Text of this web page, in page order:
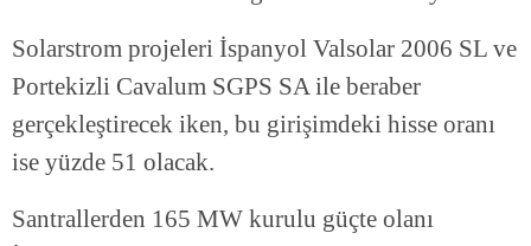
Solarstrom projeleri İspanyol Valsolar 2006 SL ve
Portekizli Cavalum SGPS SA ile beraber
gerçekleştirecek iken, bu girişimdeki hisse oranı
ise yüzde 51 olacak.
Santrallerden 165 MW kurulu güçte olanı